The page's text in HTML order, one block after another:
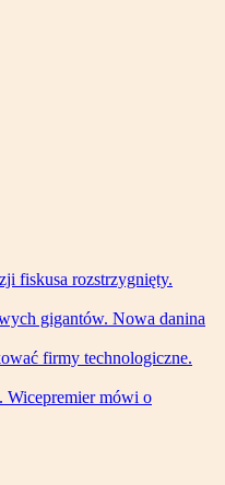
fiskusa rozstrzygnięty.
gigantów. Nowa danina
firmy technologiczne.
Wicepremier mówi o